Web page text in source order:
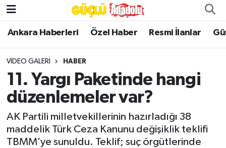
Ankara Haberleri Özel Haber Resmi İlanlar
VIDEO GALERI HABER
11. Yargı Paketinde hangi
düzenlemeler var?
AK Partili milletvekillerinin hazırladığı 38
maddelik Türk Ceza Kanunu değişiklik teklifi
TBMM’ye sunuldu. Teklif; suç örgütlerinde
Özel Haber
Ankara Haberleri
Resmi İlanlar
Ekonomi
Gündem